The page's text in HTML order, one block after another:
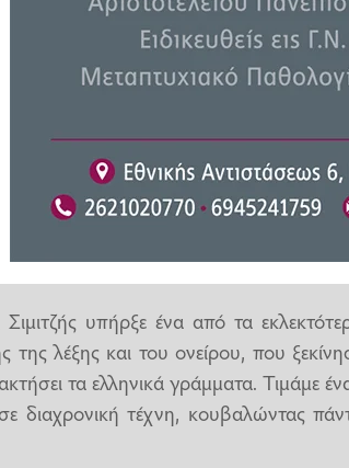
Ήλιδας με θεσμικό συνδιοργανωτή
μία χρονιά γιορτή της
του σπουδαίου Αμαλιαδίτη
μας.
με ιδιαίτερη λαμπρότητα, ενώ κατά
κ. Χρήστος
πνευματική παρακαταθήκη του Αντώνη
υπήρξε ένα από τα
λέξης και του ονείρου, που
τα ελληνικά γράμματα. Τιμάμε
διαχρονική τέχνη, κουβαλώντας